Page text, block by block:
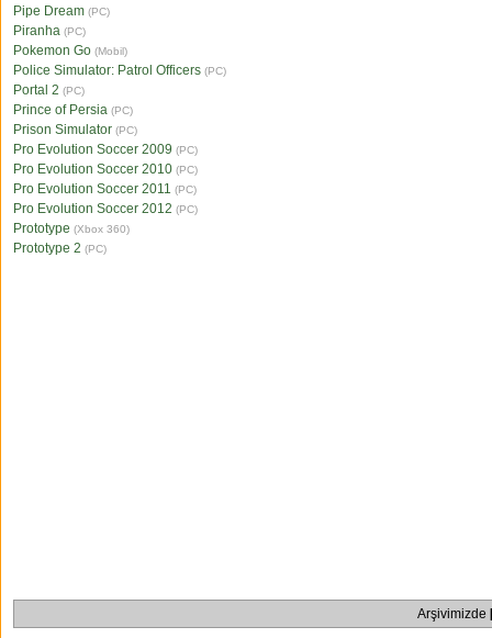
Pipe Dream (PC)
Piranha (PC)
Pokemon Go (Mobil)
Police Simulator: Patrol Officers (PC)
Portal 2 (PC)
Prince of Persia (PC)
Prison Simulator (PC)
Pro Evolution Soccer 2009 (PC)
Pro Evolution Soccer 2010 (PC)
Pro Evolution Soccer 2011 (PC)
Pro Evolution Soccer 2012 (PC)
Prototype (Xbox 360)
Prototype 2 (PC)
Arşivimizde